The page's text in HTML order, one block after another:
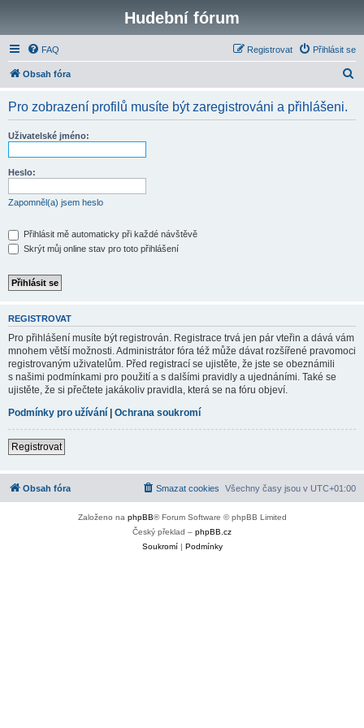
Hudební fórum
FAQ Přihlásit se
Registrovat
Obsah fóra
Pro zobrazení profilů musíte být zaregistrováni a přihlášeni.
Uživatelské jméno:
Heslo:
Zapomněl(a) jsem heslo
Přihlásit mě automaticky při každé návštěvě
Skrýt můj online stav pro toto přihlášení
REGISTROVAT
Pro přihlášení musíte být registrován. Registrace trvá jen pár vteřin a dává vám
mnohem větší možnosti. Administrátor fóra též může dávat rozšířené pravomoci
registrovaným uživatelům. Před registrací se ujistěte, že jste se obeznámili
s našimi podmínkami pro použití a s dalšími pravidly a ujednáními. Také se
ujistěte, že si přečtete jakákoliv pravidla, která se na fóru objeví.
Podmínky pro užívání | Ochrana soukromí
Registrovat
Obsah fóra Všechny časy jsou v UTC+01:00
Smazat cookies
Založeno na phpBB® Forum Software © phpBB Limited
Český překlad – phpBB.cz
Soukromí| Podmínky